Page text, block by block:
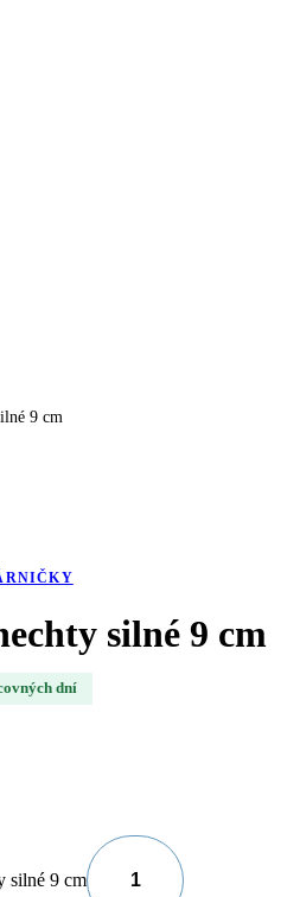
9 cm
silné 9 cm
dní
silné 9 cm